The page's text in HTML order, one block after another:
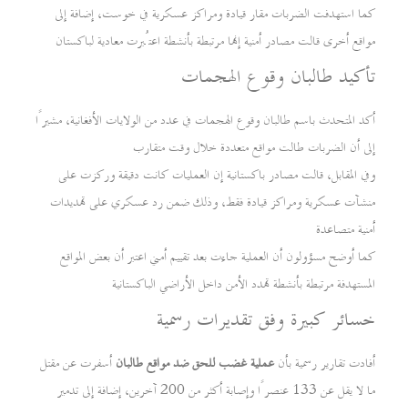
كما استهدفت الضربات مقار قيادة ومراكز عسكرية في خوست، إضافة إلى
مواقع أخرى قالت مصادر أمنية إنها مرتبطة بأنشطة اعتُبرت معادية لباكستان
تأكيد طالبان وقوع الهجمات
أكد المتحدث باسم طالبان وقوع الهجمات في عدد من الولايات الأفغانية، مشيرًا
إلى أن الضربات طالت مواقع متعددة خلال وقت متقارب
وفي المقابل، قالت مصادر باكستانية إن العمليات كانت دقيقة وركزت على
منشآت عسكرية ومراكز قيادة فقط، وذلك ضمن رد عسكري على تهديدات
أمنية متصاعدة
كما أوضح مسؤولون أن العملية جاءت بعد تقييم أمني اعتبر أن بعض المواقع
المستهدفة مرتبطة بأنشطة تهدد الأمن داخل الأراضي الباكستانية
خسائر كبيرة وفق تقديرات رسمية
أفادت تقارير رسمية بأنعملية غضب للحق ضد مواقع طالبانأسفرت عن مقتل
ما لا يقل عن 133 عنصرًا وإصابة أكثر من 200 آخرين، إضافة إلى تدمير